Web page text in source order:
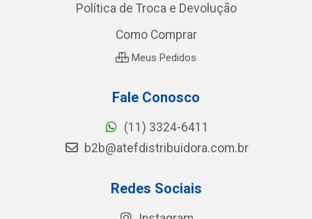
Política de Troca e Devolução
Como Comprar
Meus Pedidos
Fale Conosco
(11) 3324-6411
b2b@atefdistribuidora.com.br
Redes Sociais